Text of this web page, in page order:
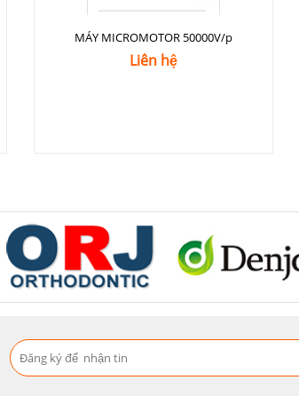
MÁY MICROMOTOR 50000V/p
Liên hệ